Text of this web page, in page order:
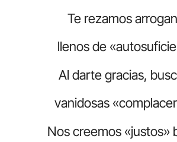
Te rezamos
llenos de
Al darte gracias,
vanidosas
Nos creemos «justos»